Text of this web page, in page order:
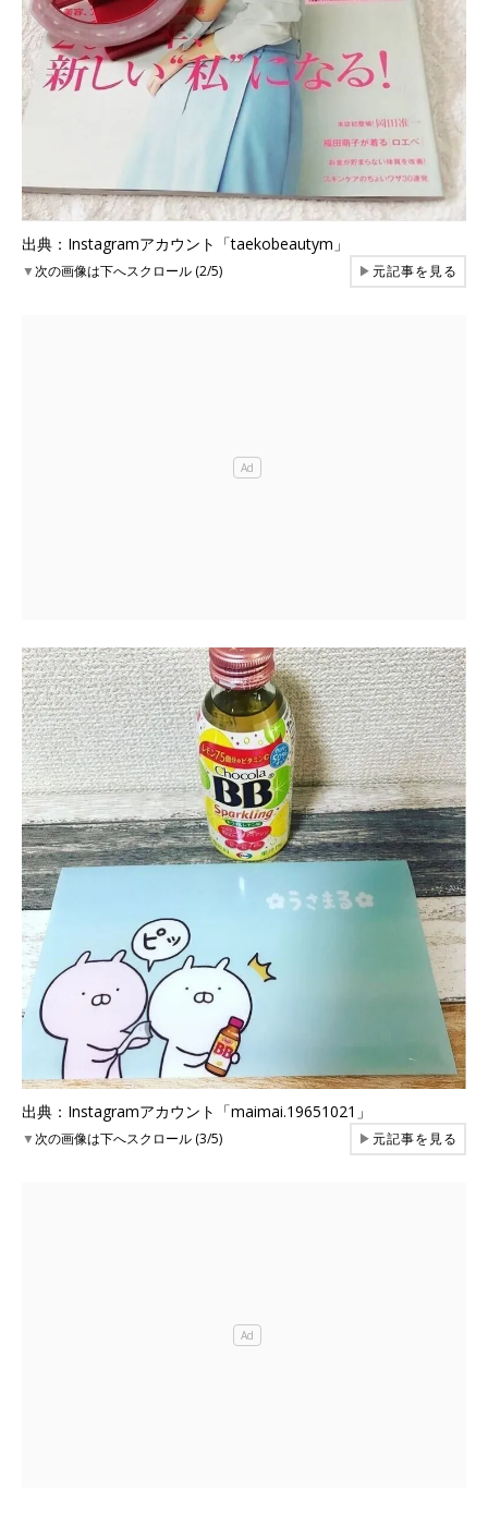
出典：Instagramアカウント「taekobeautym」
▼次の画像は下へスクロール (2/5) ▶元記事を見る
出典：Instagramアカウント「maimai.19651021」
▼次の画像は下へスクロール (3/5) ▶元記事を見る